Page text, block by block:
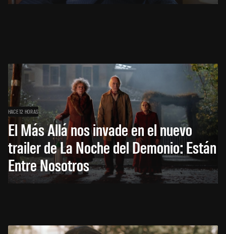
HACE 12 HORAS
El Más Allá nos invade en el nuevo
trailer de La Noche del Demonio: Están
Entre Nosotros